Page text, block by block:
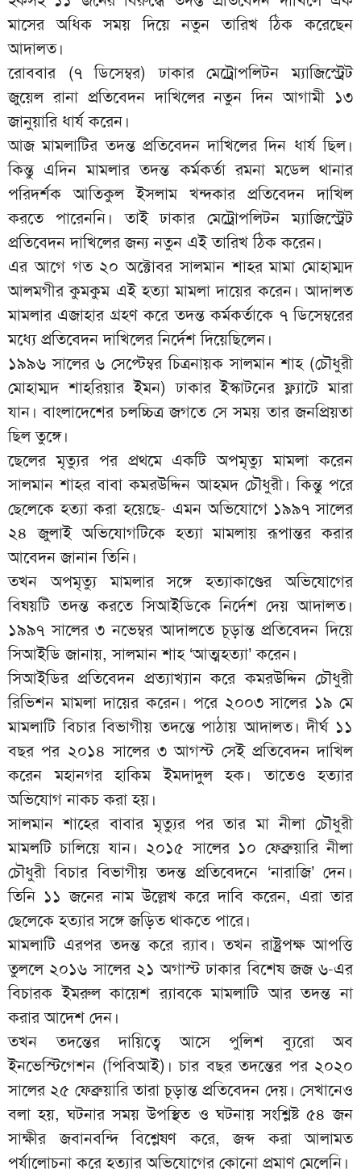
মাসের অধিক সময় দিয়ে নতুন তারিখ ঠিক করেছেন
আদালত।
‎রোববার (৭ ডিসেম্বর) ঢাকার মেট্রোপলিটন ম্যাজিস্ট্রেট
জুয়েল রানা প্রতিবেদন দাখিলের নতুন দিন আগামী ১৩
জানুয়ারি ধার্য করেন।
আজ মামলাটির তদন্ত প্রতিবেদন দাখিলের দিন ধার্য ছিল।
কিন্তু এদিন মামলার তদন্ত কর্মকর্তা রমনা মডেল থানার
পরিদর্শক আতিকুল ইসলাম খন্দকার প্রতিবেদন দাখিল
করতে পারেননি। তাই ঢাকার মেট্রোপলিটন ম্যাজিস্ট্রেট
প্রতিবেদন দাখিলের জন্য নতুন এই তারিখ ঠিক করেন।
এর আগে গত ২০ অক্টোবর সালমান শাহর মামা মোহাম্মদ
আলমগীর কুমকুম এই হত্যা মামলা দায়ের করেন। আদালত
মামলার এজাহার গ্রহণ করে তদন্ত কর্মকর্তাকে ৭ ডিসেম্বরের
মধ্যে প্রতিবেদন দাখিলের নির্দেশ দিয়েছিলেন।
‎‎১৯৯৬ সালের ৬ সেপ্টেম্বর চিত্রনায়ক সালমান শাহ (চৌধুরী
মোহাম্মদ শাহরিয়ার ইমন) ঢাকার ইস্কাটনের ফ্ল্যাটে মারা
যান। বাংলাদেশের চলচ্চিত্র জগতে সে সময় তার জনপ্রিয়তা
ছিল তুঙ্গে।
‎‎ছেলের মৃত্যুর পর প্রথমে একটি অপমৃত্যু মামলা করেন
সালমান শাহর বাবা কমরউদ্দিন আহমদ চৌধুরী। কিন্তু পরে
ছেলেকে হত্যা করা হয়েছে- এমন অভিযোগে ১৯৯৭ সালের
২৪ জুলাই অভিযোগটিকে হত্যা মামলায় রূপান্তর করার
আবেদন জানান তিনি।
‎‎তখন অপমৃত্যু মামলার সঙ্গে হত্যাকাণ্ডের অভিযোগের
বিষয়টি তদন্ত করতে সিআইডিকে নির্দেশ দেয় আদালত।
১৯৯৭ সালের ৩ নভেম্বর আদালতে চূড়ান্ত প্রতিবেদন দিয়ে
সিআইডি জানায়, সালমান শাহ ‘আত্মহত্যা’ করেন।
‎‎সিআইডির প্রতিবেদন প্রত্যাখ্যান করে কমরউদ্দিন চৌধুরী
রিভিশন মামলা দায়ের করেন। পরে ২০০৩ সালের ১৯ মে
মামলাটি বিচার বিভাগীয় তদন্তে পাঠায় আদালত। দীর্ঘ ১১
বছর পর ২০১৪ সালের ৩ আগস্ট সেই প্রতিবেদন দাখিল
করেন মহানগর হাকিম ইমদাদুল হক। তাতেও হত্যার
অভিযোগ নাকচ করা হয়।
‎সালমান শাহের বাবার মৃত্যুর পর তার মা নীলা চৌধুরী
মামলটি চালিয়ে যান। ২০১৫ সালের ১০ ফেব্রুয়ারি নীলা
চৌধুরী বিচার বিভাগীয় তদন্ত প্রতিবেদনে ‘নারাজি’ দেন।
তিনি ১১ জনের নাম উল্লেখ করে দাবি করেন, এরা তার
ছেলেকে হত্যার সঙ্গে জড়িত থাকতে পারে।
‎‎মামলাটি এরপর তদন্ত করে র‌্যাব। তখন রাষ্ট্রপক্ষ আপত্তি
তুললে ২০১৬ সালের ২১ অগাস্ট ঢাকার বিশেষ জজ ৬-এর
বিচারক ইমরুল কায়েশ র‌্যাবকে মামলাটি আর তদন্ত না
করার আদেশ দেন।
‎‎তখন তদন্তের দায়িত্বে আসে পুলিশ ব্যুরো অব
ইনভেস্টিগেশন (পিবিআই)। চার বছর তদন্তের পর ২০২০
সালের ২৫ ফেব্রুয়ারি তারা চূড়ান্ত প্রতিবেদন দেয়। সেখানেও
বলা হয়, ঘটনার সময় উপস্থিত ও ঘটনায় সংশ্লিষ্ট ৫৪ জন
সাক্ষীর জবানবন্দি বিশ্লেষণ করে, জব্দ করা আলামত
পর্যালোচনা করে হত্যার অভিযোগের কোনো প্রমাণ মেলেনি।